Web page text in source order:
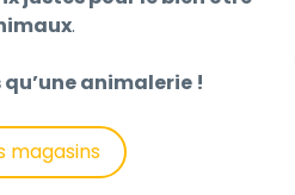
.
animalerie !
magasins